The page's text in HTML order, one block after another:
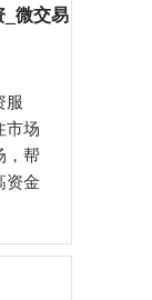
_微交易
服
市场
，帮
资金